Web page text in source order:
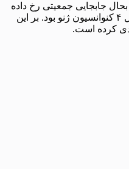
جابجایی جمعیتی رخ داده
است؟”، هر گونه جابجایی جمعیتی که شامل جابجایی اجباری جمعیت است با تشکیل و رای دادگاه بین‌المللی نظامی خاتمه پیدا کرده است و این خود بر مبنای دادگاه نورنبرگ و اصل ۴ کنوانسیون ژنو بود. بر این
کرده است.